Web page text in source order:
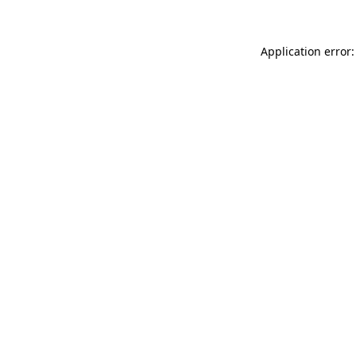
Application